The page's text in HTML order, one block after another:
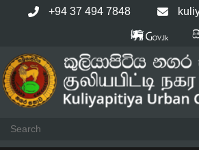
+94 37 494 7848